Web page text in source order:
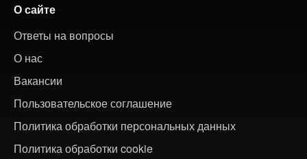
О сайте
Ответы на вопросы
О нас
Вакансии
Пользовательское соглашение
Политика обработки персональных данных
Политика обработки cookie